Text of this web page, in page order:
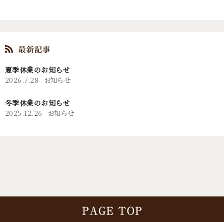
2026.7.28 お知らせ
夏季休業のお知らせ
2025.12.26 お知らせ
冬季休業のお知らせ